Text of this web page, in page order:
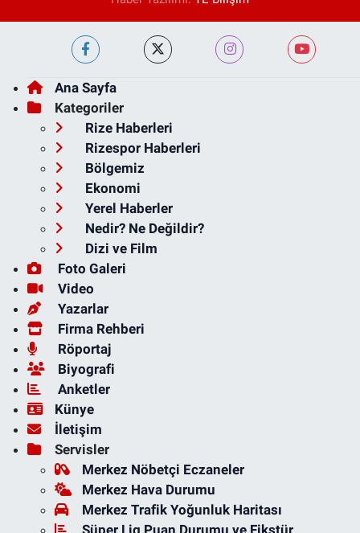
Ana Sayfa
Kategoriler
Rize Haberleri
Rizespor Haberleri
Bölgemiz
Ekonomi
Yerel Haberler
Nedir? Ne Değildir?
Dizi ve Film
Foto Galeri
Video
Yazarlar
Firma Rehberi
Röportaj
Biyografi
Anketler
Künye
İletişim
Servisler
Merkez Nöbetçi Eczaneler
Merkez Hava Durumu
Merkez Trafik Yoğunluk Haritası
Süper Lig Puan Durumu ve Fikstür